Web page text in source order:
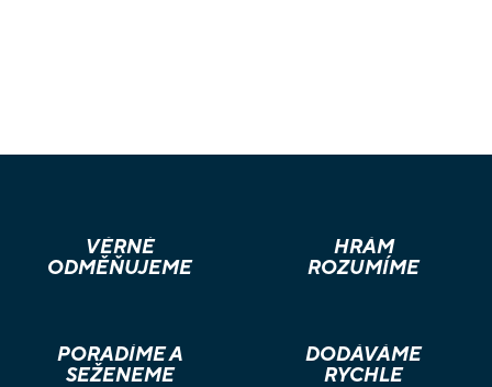
VĚRNÉ
ODMĚŇUJEME
HRÁM
ROZUMÍME
PORADÍME A
SEŽENEME
DODÁVÁME
RYCHLE